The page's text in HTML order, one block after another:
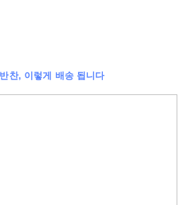
찬, 이렇게 배송 됩니다